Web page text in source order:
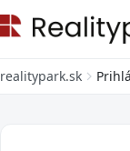
realitypark.sk